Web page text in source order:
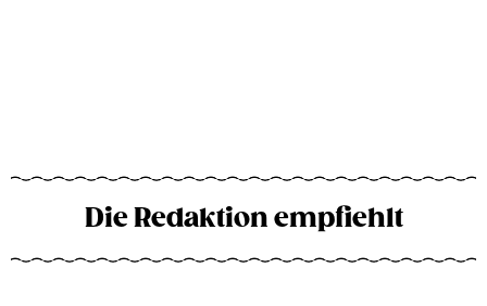
Die Redaktion empfiehlt